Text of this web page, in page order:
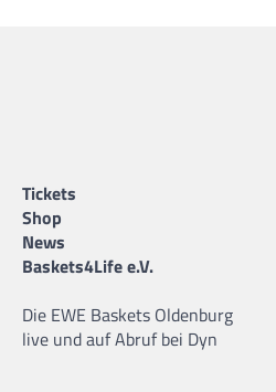
Tickets
Shop
News
Baskets4Life e.V.
Die EWE Baskets Oldenburg
live und auf Abruf bei Dyn